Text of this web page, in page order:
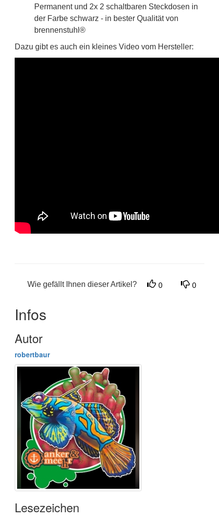
Permanent und 2x 2 schaltbaren Steckdosen in
der Farbe schwarz - in bester Qualität von
brennenstuhl®
Dazu gibt es auch ein kleines Video vom Hersteller:
Wie gefällt Ihnen dieser Artikel? 0 0
Infos
Autor
robertbaur
Lesezeichen